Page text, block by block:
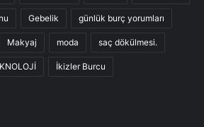
Gebelik günlük burç yorumları
Makyaj moda saç dökülmesi.
İkizler Burcu